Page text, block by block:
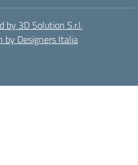
by 3D Solution S.r.l.
by Designers Italia